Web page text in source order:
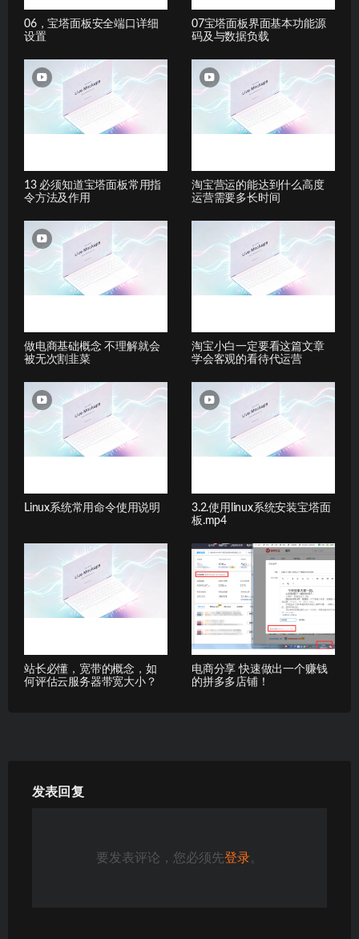
06，宝塔面板安全端口详细
设置
07宝塔面板界面基本功能源
码及与数据负载
13 必须知道宝塔面板常用指
令方法及作用
淘宝营运的能达到什么高度
运营需要多长时间
做电商基础概念 不理解就会
被无次割韭菜
淘宝小白一定要看这篇文章
学会客观的看待代运营
Linux系统常用命令使用说明
3.2.使用linux系统安装宝塔面
板.mp4
站长必懂，宽带的概念，如
何评估云服务器带宽大小？
电商分享 快速做出一个赚钱
的拼多多店铺！
发表回复
要发表评论，您必须先登录。